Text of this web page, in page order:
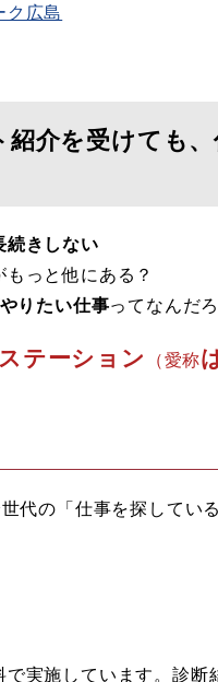
ク広島
介を受けても
続きしない
もっと他にある？
りたい仕事ってなんだ
テーション （愛称
代の「仕事を探してい
実施しています。診